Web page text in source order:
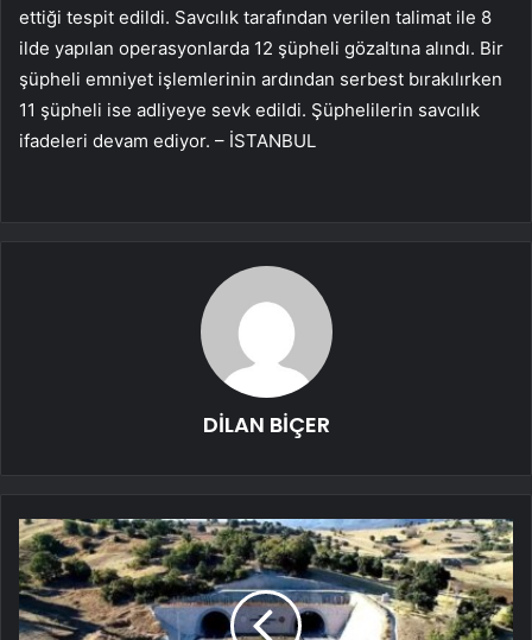
ettiği tespit edildi. Savcılık tarafından verilen talimat ile 8
ilde yapılan operasyonlarda 12 şüpheli gözaltına alındı. Bir
şüpheli emniyet işlemlerinin ardından serbest bırakılırken
11 şüpheli ise adliyeye sevk edildi. Şüphelilerin savcılık
ifadeleri devam ediyor. – İSTANBUL
DİLAN BİÇER